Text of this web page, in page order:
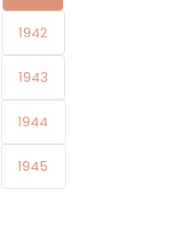
1942
1943
1944
1945